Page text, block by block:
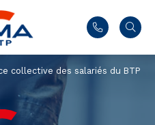
collective des salariés du BTP